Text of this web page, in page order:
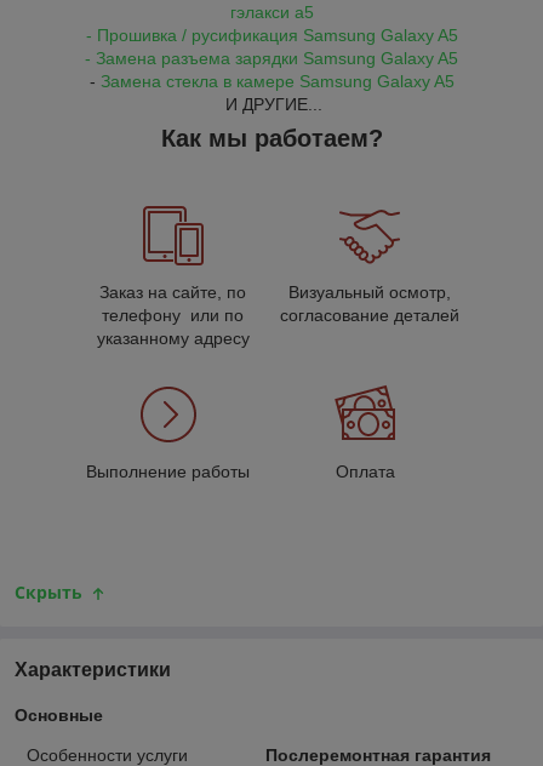
гэлакси а5
- Прошивка / русификация Samsung Galaxy A5
- Замена разъема зарядки Samsung Galaxy A5
- Замена стекла в камере Samsung Galaxy A5
И ДРУГИЕ...
Как мы работаем?
Заказ на сайте, по
телефону или по
указанному адресу
Визуальный осмотр,
согласование деталей
Выполнение работы Оплата
Скрыть
Характеристики
Основные
Особенности услуги
Послеремонтная гарантия